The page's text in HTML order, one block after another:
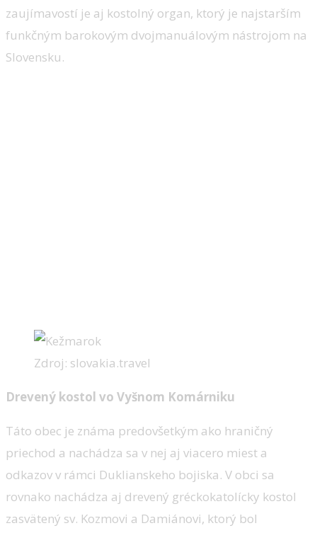
zaujímavostí je aj kostolný organ, ktorý je najstarším
funkčným barokovým dvojmanuálovým nástrojom na
Slovensku.
Zdroj: slovakia.travel
Drevený kostol vo Vyšnom Komárniku
Táto obec je známa predovšetkým ako hraničný
priechod a nachádza sa v nej aj viacero miest a
odkazov v rámci Duklianskeho bojiska. V obci sa
rovnako nachádza aj drevený gréckokatolícky kostol
zasvätený sv. Kozmovi a Damiánovi, ktorý bol